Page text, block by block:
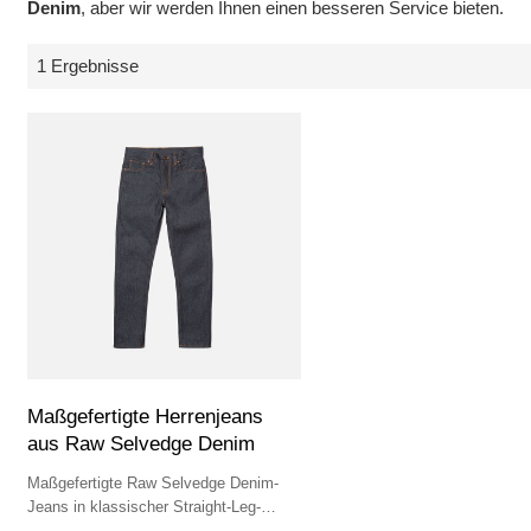
Denim, aber wir werden Ihnen einen besseren Service bieten.
1 Ergebnisse
Maßgefertigte Herrenjeans
aus Raw Selvedge Denim
Maßgefertigte Raw Selvedge Denim-
Jeans in klassischer Straight-Leg-